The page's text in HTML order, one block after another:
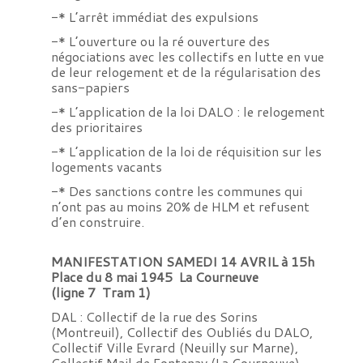
-* L’arrêt immédiat des expulsions
-* L’ouverture ou la ré ouverture des
négociations avec les collectifs en lutte en vue
de leur relogement et de la régularisation des
sans-papiers
-* L’application de la loi DALO : le relogement
des prioritaires
-* L’application de la loi de réquisition sur les
logements vacants
-* Des sanctions contre les communes qui
n’ont pas au moins 20% de HLM et refusent
d’en construire.
MANIFESTATION SAMEDI 14 AVRIL à 15h
Place du 8 mai 1945  La Courneuve
(ligne 7  Tram 1)
DAL : Collectif de la rue des Sorins
(Montreuil), Collectif des Oubliés du DALO,
Collectif Ville Evrard (Neuilly sur Marne),